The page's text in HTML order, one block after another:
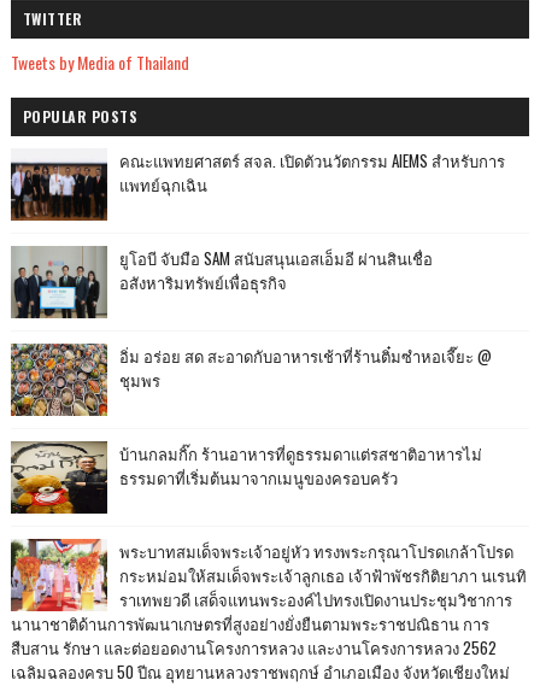
TWITTER
Tweets by Media of Thailand
POPULAR POSTS
คณะแพทยศาสตร์ สจล. เปิดตัวนวัตกรรม AIEMS สำหรับการ
แพทย์ฉุกเฉิน
ยูโอบี จับมือ SAM สนับสนุนเอสเอ็มอี ผ่านสินเชื่อ
อสังหาริมทรัพย์เพื่อธุรกิจ
อิ่ม อร่อย สด สะอาดกับอาหารเช้าที่ร้านติ๋มซำหอเจี๊ยะ @
ชุมพร
บ้านกลมกิ๊ก ร้านอาหารที่ดูธรรมดาแต่รสชาติอาหารไม่
ธรรมดาที่เริ่มต้นมาจากเมนูของครอบครัว
พระบาทสมเด็จพระเจ้าอยู่หัว ทรงพระกรุณาโปรดเกล้าโปรด
กระหม่อมให้สมเด็จพระเจ้าลูกเธอ เจ้าฟ้าพัชรกิติยาภา นเรนทิ
ราเทพยวดี เสด็จแทนพระองค์ไปทรงเปิดงานประชุมวิชาการ
นานาชาติด้านการพัฒนาเกษตรที่สูงอย่างยั่งยืนตามพระราชปณิธาน การ
สืบสาน รักษา และต่อยอดงานโครงการหลวง และงานโครงการหลวง 2562
เฉลิมฉลองครบ 50 ปีณ อุทยานหลวงราชพฤกษ์ อำเภอเมือง จังหวัดเชียงใหม่